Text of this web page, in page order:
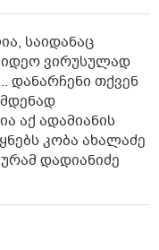
საიდანაც
ვირუსულად
დანარჩენი თქვენ
აქ ადამიანის
კობა ახალაძე
დადიანიძე